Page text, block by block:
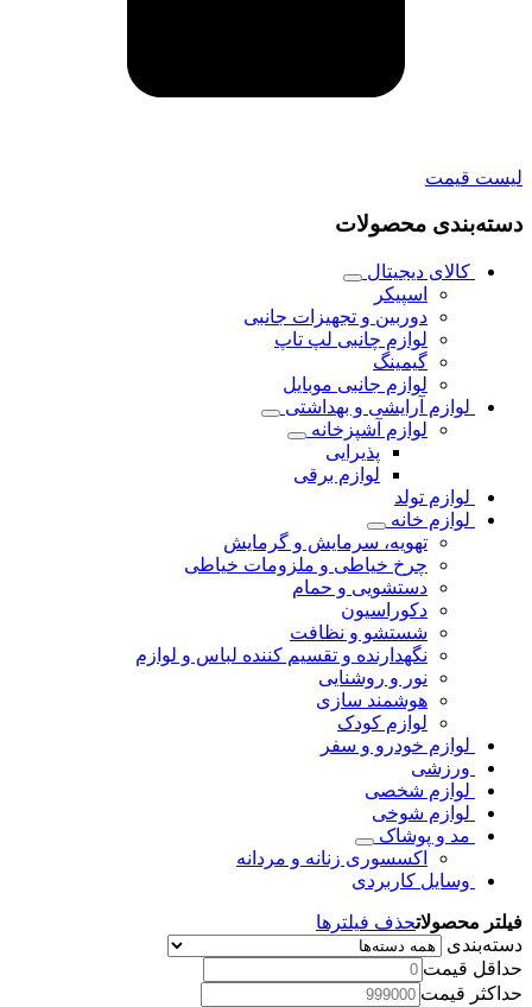
لیست قیمت
دسته‌بندی محصولات
کالای دیجیتال
اسپیکر
دوربین و تجهیزات جانبی
لوازم چانبی لپ تاپ
گیمینگ
لوازم جانبی موبایل
لوازم آرایشی و بهداشتی
لوازم آشپزخانه
پذیرایی
لوازم برقی
لوازم تولد
لوازم خانه
تهویه، سرمایش و گرمایش
چرخ خیاطی و ملزومات خیاطی
دستشویی و حمام
دکوراسیون
شستشو و نظافت
نگهدارنده و تقسیم کننده لباس و لوازم
نور و روشنایی
هوشمند سازی
لوازم کودک
لوازم خودرو و سفر
ورزشی
لوازم شخصی
لوازم شوخی
مد و پوشاک
اکسسوری زنانه و مردانه
وسایل کاربردی
فیلتر محصولاتحذف فیلترها
دسته‌بندی
حداقل قیمت
حداکثر قیمت